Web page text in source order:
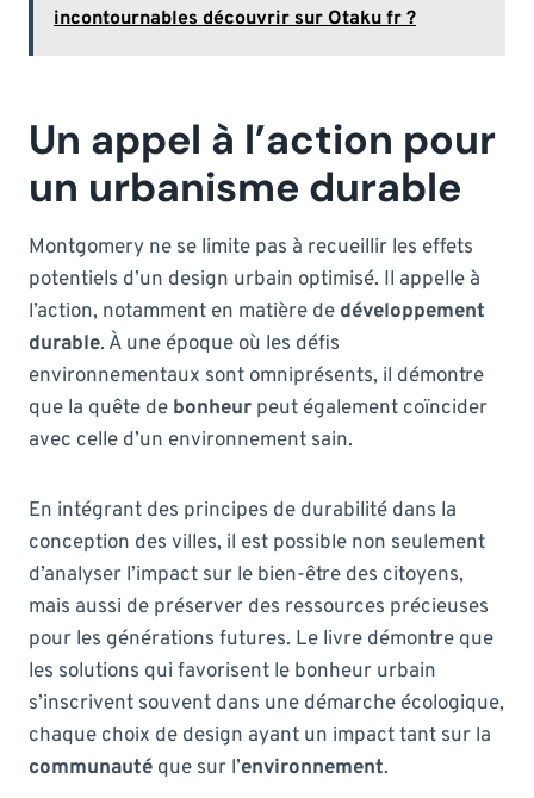
incontournables découvrir sur Otaku fr ?
Un appel à l’action pour
un urbanisme durable
Montgomery ne se limite pas à recueillir les effets
potentiels d’un design urbain optimisé. Il appelle à
l’action, notamment en matière de développement
durable. À une époque où les défis
environnementaux sont omniprésents, il démontre
que la quête de bonheur peut également coïncider
avec celle d’un environnement sain.
En intégrant des principes de durabilité dans la
conception des villes, il est possible non seulement
d’analyser l’impact sur le bien-être des citoyens,
mais aussi de préserver des ressources précieuses
pour les générations futures. Le livre démontre que
les solutions qui favorisent le bonheur urbain
s’inscrivent souvent dans une démarche écologique,
chaque choix de design ayant un impact tant sur la
communauté que sur l’environnement.